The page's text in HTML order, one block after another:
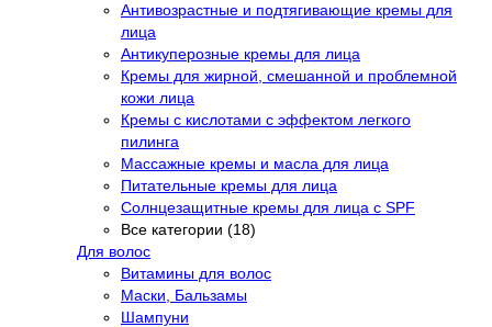
Антивозрастные и подтягивающие кремы для
лица
Антикуперозные кремы для лица
Кремы для жирной, смешанной и проблемной
кожи лица
Кремы с кислотами с эффектом легкого
пилинга
Массажные кремы и масла для лица
Питательные кремы для лица
Солнцезащитные кремы для лица с SPF
Все категории (18)
Для волос
Витамины для волос
Маски, Бальзамы
Шампуни